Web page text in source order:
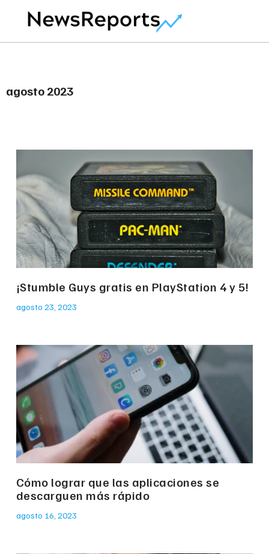
agosto 2023
¡Stumble Guys gratis en PlayStation 4 y 5!
agosto 23, 2023
Cómo lograr que las aplicaciones se
descarguen más rápido
agosto 16, 2023